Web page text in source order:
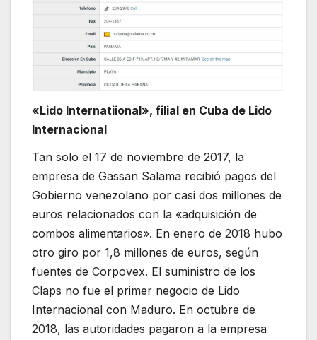
«Lido Internatiional», filial en Cuba de Lido
Internacional
Tan solo el 17 de noviembre de 2017, la
empresa de Gassan Salama recibió pagos del
Gobierno venezolano por casi dos millones de
euros relacionados con la «adquisición de
combos alimentarios». En enero de 2018 hubo
otro giro por 1,8 millones de euros, según
fuentes de Corpovex. El suministro de los
Claps no fue el primer negocio de Lido
Internacional con Maduro. En octubre de
2018, las autoridades pagaron a la empresa